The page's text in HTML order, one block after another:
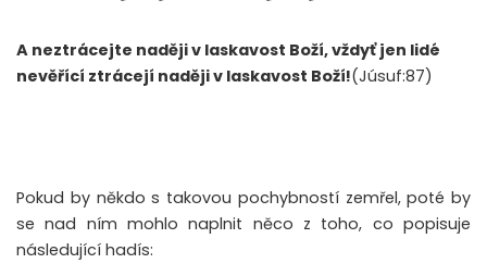
A neztrácejte naději v laskavost Boží, vždyť jen lidé
nevěřící ztrácejí naději v laskavost Boží!(Júsuf:87)
Pokud by někdo s takovou pochybností zemřel, poté by
se nad ním mohlo naplnit něco z toho, co popisuje
následující hadís: